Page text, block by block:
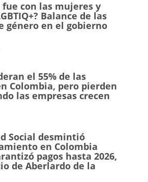
fue con las mujeres y
Balance de las
género en el gobierno
el 55% de las
Colombia, pero pierden
las empresas crecen
Social desmintió
en Colombia
pagos hasta 2026,
de Aberlardo de la